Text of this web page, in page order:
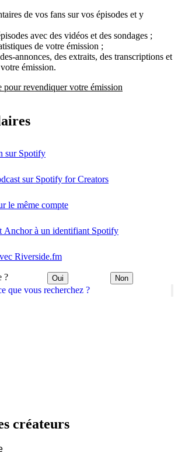
que vous recherchez ?
de vos fans sur vos épisodes et y
avec des vidéos et des sondages ;
de votre émission ;
annonces, des extraits, des transcriptions et
émission.
pour revendiquer votre émission
sur Spotify
sur Spotify for Creators
le même compte
Anchor à un identifiant Spotify
Riverside.fm
? Oui Non
créateurs